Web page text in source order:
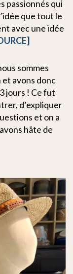
passionnés qui
que tout le
avec une idée
sommes
avons donc
jours ! Ce fut
d’expliquer
et on a
hâte de